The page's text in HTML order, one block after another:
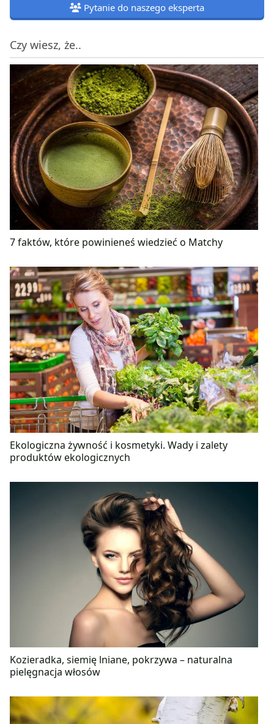
Pytanie do naszego eksperta
Czy wiesz, że..
7 faktów, które powinieneś wiedzieć o Matchy
Ekologiczna żywność i kosmetyki. Wady i zalety
produktów ekologicznych
Kozieradka, siemię lniane, pokrzywa – naturalna
pielęgnacja włosów